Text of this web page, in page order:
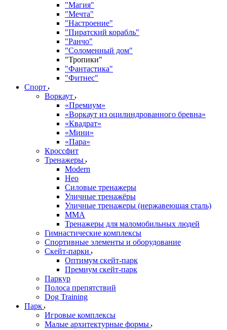
"Магия"
"Мечта"
"Настроение"
"Пиратский корабль"
"Ранчо"
"Соломенный дом"
"Тропики"
"Фантастика"
"Фитнес"
Спорт
Воркаут
«Премиум»
«Воркаут из оцилиндрованного бревна»
«Квадрат»
«Мини»
«Пара»
Кроссфит
Тренажеры
Modern
Нео
Силовые тренажеры
Уличные тренажёры
Уличные тренажеры (нержавеющая сталь)
ММА
Тренажеры для маломобильных людей
Гимнастические комплексы
Спортивные элементы и оборудование
Скейт-парки
Оптимум скейт-парк
Премиум скейт-парк
Паркур
Полоса препятствий
Dog Training
Парк
Игровые комплексы
Малые архитектурные формы